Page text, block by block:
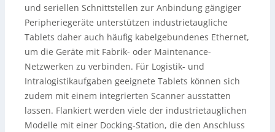
und seriellen Schnittstellen zur Anbindung gängiger
Peripheriegeräte unterstützen industrietaugliche
Tablets daher auch häufig kabelgebundenes Ethernet,
um die Geräte mit Fabrik- oder Maintenance-
Netzwerken zu verbinden. Für Logistik- und
Intralogistikaufgaben geeignete Tablets können sich
zudem mit einem integrierten Scanner ausstatten
lassen. Flankiert werden viele der industrietauglichen
Modelle mit einer Docking-Station, die den Anschluss